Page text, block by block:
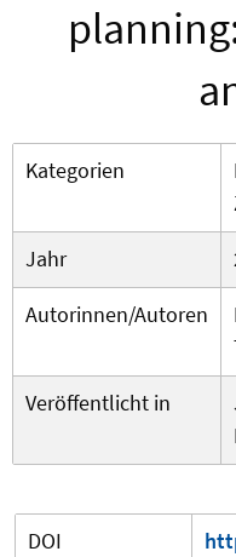
Kategorien
Jahr
Autorinnen/Autoren
Veröffentlicht in
DOI